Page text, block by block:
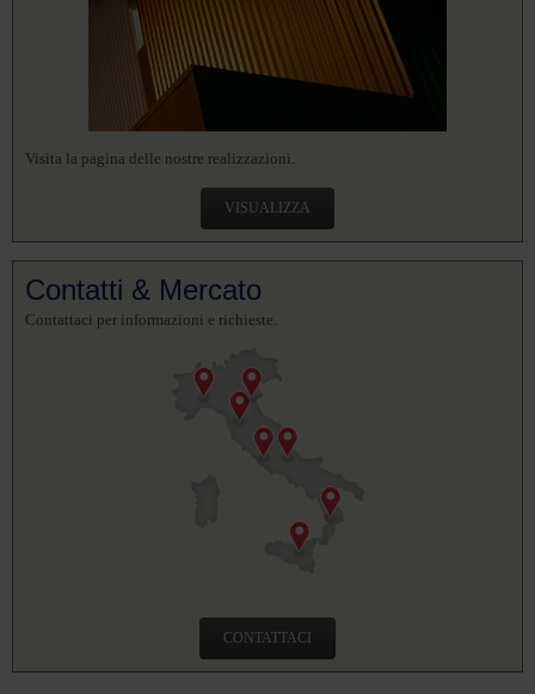
Visita la pagina delle nostre realizzazioni.
VISUALIZZA
Contatti & Mercato
Contattaci per informazioni e richieste.
CONTATTACI